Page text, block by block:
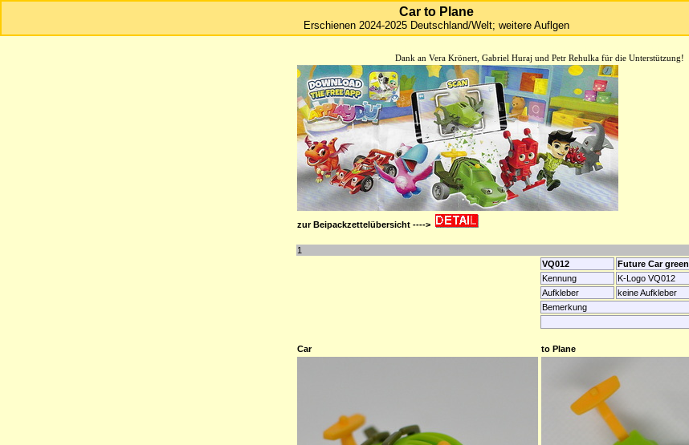
Car to Plane
Erschienen 2024-2025 Deutschland/Welt; weitere Auflgen
Dank an Vera Krönert, Gabriel Huraj und Petr Rehulka für die Unterstützung!
zur Beipackzettelübersicht ---->
1
VQ012
Future Car green
Kennung
K-Logo VQ012
Aufkleber
keine Aufkleber
Bemerkung
Car to Plane